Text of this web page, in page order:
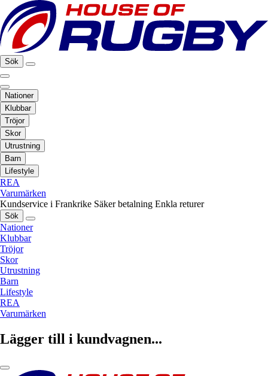
Sök
Nationer
Klubbar
Tröjor
Skor
Utrustning
Barn
Lifestyle
REA
Varumärken
Kundservice i Frankrike Säker betalning Enkla returer
Sök
Nationer
Klubbar
Tröjor
Skor
Utrustning
Barn
Lifestyle
REA
Varumärken
Lägger till i kundvagnen...